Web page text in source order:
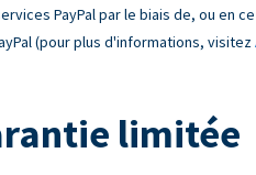
PayPal par le biais de, ou en
(pour plus d'informations, visitez
limitée